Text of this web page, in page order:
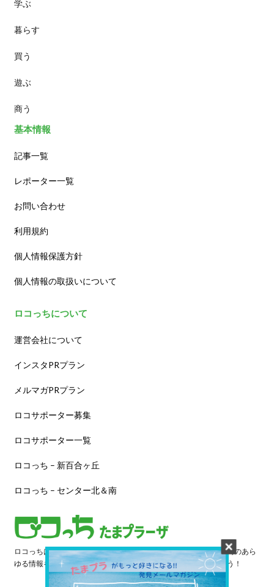
パン
スイーツ
ランチ
カフェ
学ぶ
暮らす
買う
遊ぶ
商う
基本情報
記事一覧
レポーター一覧
お問い合わせ
利用規約
個人情報保護方針
個人情報の取扱いについて
ロコっちについて
運営会社について
インスタPRプラン
メルマガPRプラン
ロコサポーター募集
ロコサポーター一覧
ロコっち – 新百合ヶ丘
ロコっち – センター北＆南
ロコっちは、あなたのジモト体験を豊かにする情報サイトです。街のあら
ゆる情報を収集し、日々更新しています。早速情報を探してみよう！